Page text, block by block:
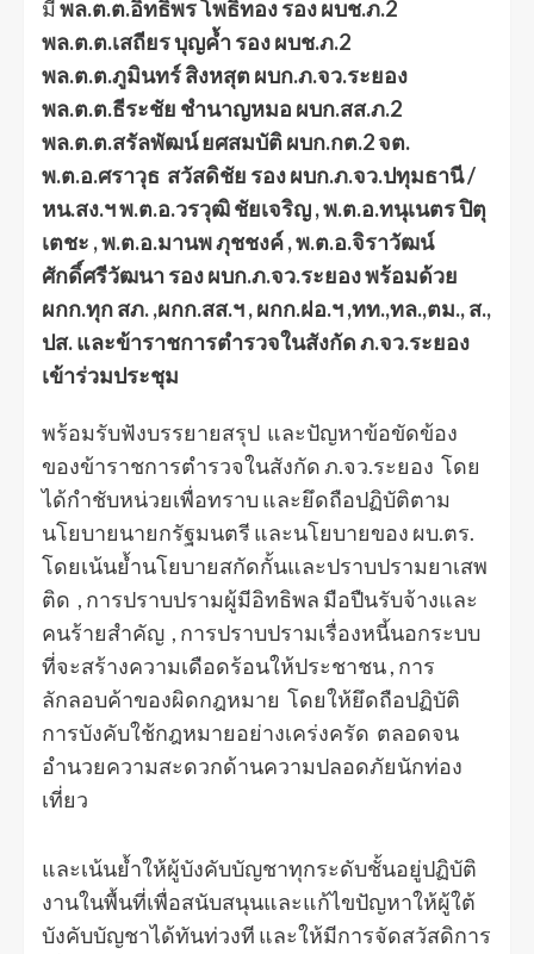
มีพล.ต.ต.อิทธิพร โพธิ์ทอง รอง ผบช.ภ.2
พล.ต.ต.เสถียร บุญค้ำ รอง ผบช.ภ.2
พล.ต.ต.ภูมินทร์ สิงหสุต ผบก.ภ.จว.ระยอง
พล.ต.ต.ธีระชัย ชำนาญหมอ ผบก.สส.ภ.2
พล.ต.ต.สรัลพัฒน์ ยศสมบัติ ผบก.กต.2 จต.
พ.ต.อ.ศราวุธ สวัสดิชัย รอง ผบก.ภ.จว.ปทุมธานี /
หน.สง.ฯ พ.ต.อ.วรวุฒิ ชัยเจริญ , พ.ต.อ.ทนุเนตร ปิตุ
เตชะ , พ.ต.อ.มานพ ภุชชงค์ , พ.ต.อ.จิราวัฒน์
ศักดิ์ศรีวัฒนา รอง ผบก.ภ.จว.ระยอง พร้อมด้วย
ผกก.ทุก สภ. ,ผกก.สส.ฯ , ผกก.ฝอ.ฯ ,ทท.,ทล.,ตม., ส.,
ปส. และข้าราชการตำรวจในสังกัด ภ.จว.ระยอง
เข้าร่วมประชุม
พร้อมรับฟังบรรยายสรุป และปัญหาข้อขัดข้อง
ของข้าราชการตำรวจในสังกัด ภ.จว.ระยอง โดย
ได้กำชับหน่วยเพื่อทราบ และยึดถือปฏิบัติตาม
นโยบายนายกรัฐมนตรี และนโยบายของ ผบ.ตร.
โดยเน้นย้ำนโยบายสกัดกั้นและปราบปรามยาเสพ
ติด , การปราบปรามผู้มีอิทธิพล มือปืนรับจ้างและ
คนร้ายสำคัญ , การปราบปรามเรื่องหนี้นอกระบบ
ที่จะสร้างความเดือดร้อนให้ประชาชน , การ
ลักลอบค้าของผิดกฎหมาย โดยให้ยึดถือปฏิบัติ
การบังคับใช้กฎหมายอย่างเคร่งครัด ตลอดจน
อำนวยความสะดวกด้านความปลอดภัยนักท่อง
เที่ยว
และเน้นย้ำให้ผู้บังคับบัญชาทุกระดับชั้นอยู่ปฏิบัติ
งานในพื้นที่เพื่อสนับสนุนและแก้ไขปัญหาให้ผู้ใต้
บังคับบัญชาได้ทันท่วงที และให้มีการจัดสวัสดิการ